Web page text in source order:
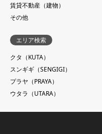
賃貸不動産（建物）
その他
エリア検索
クタ（KUTA）
スンギギ（SENGIGI）
プラヤ（PRAYA）
ウタラ（UTARA）